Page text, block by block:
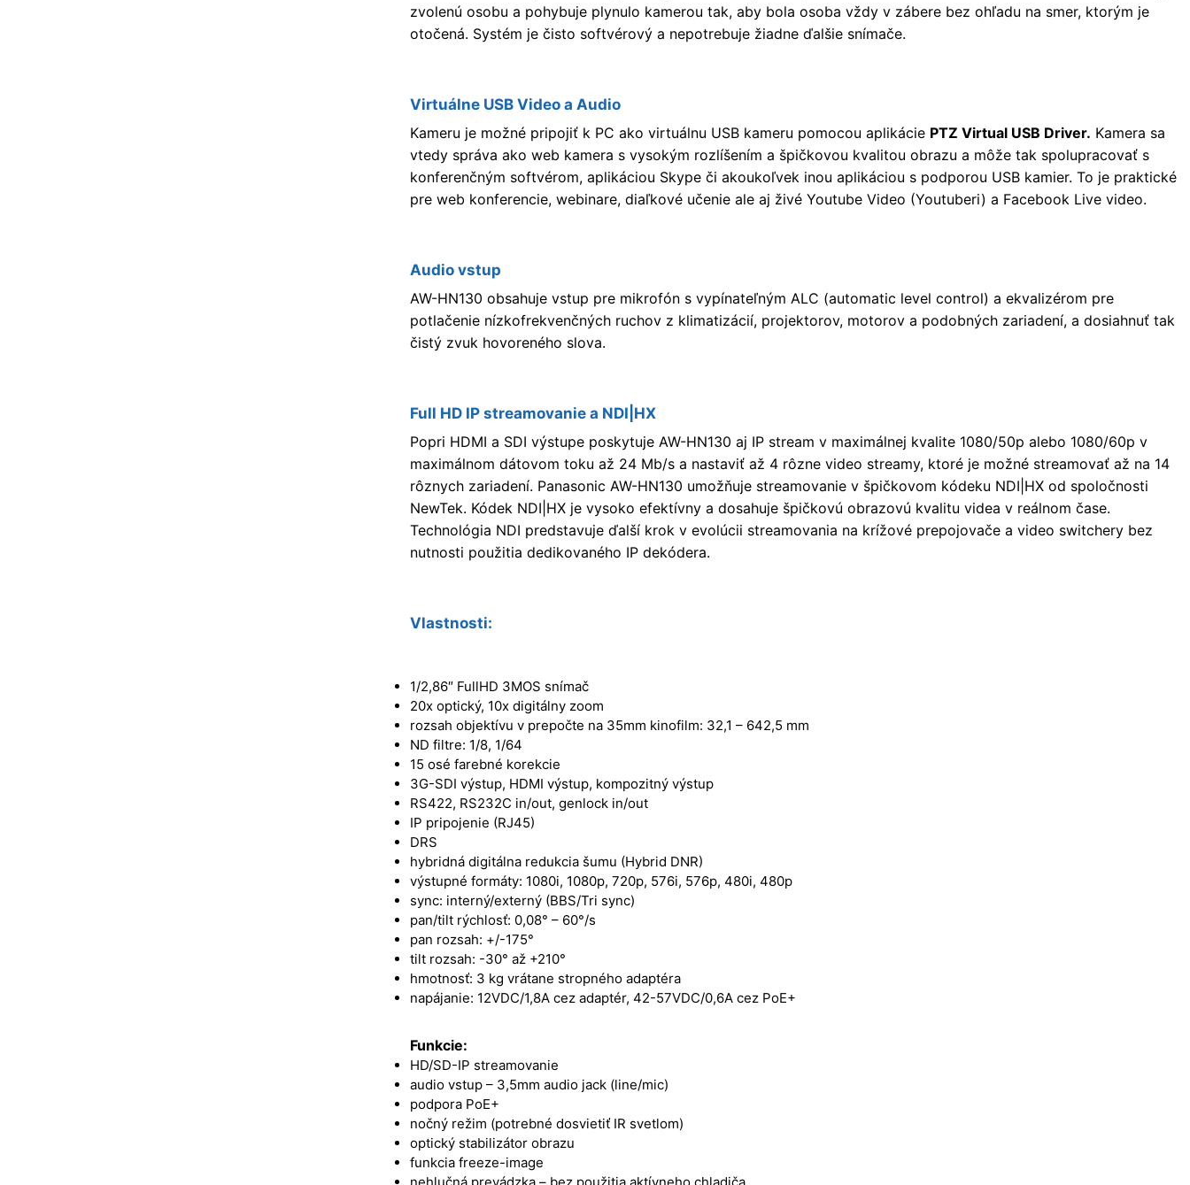
zvolenú osobu a pohybuje plynulo kamerou tak, aby bola osoba vždy v zábere bez ohľadu na smer, ktorým je
otočená. Systém je čisto softvérový a nepotrebuje žiadne ďalšie snímače.
Virtuálne USB Video a Audio
Kameru je možné pripojiť k PC ako virtuálnu USB kameru pomocou aplikácie PTZ Virtual USB Driver. Kamera sa
vtedy správa ako web kamera s vysokým rozlíšením a špičkovou kvalitou obrazu a môže tak spolupracovať s
konferenčným softvérom, aplikáciou Skype či akoukoľvek inou aplikáciou s podporou USB kamier. To je praktické
pre web konferencie, webinare, diaľkové učenie ale aj živé Youtube Video (Youtuberi) a Facebook Live video.
Audio vstup
AW-HN130 obsahuje vstup pre mikrofón s vypínateľným ALC (automatic level control) a ekvalizérom pre
potlačenie nízkofrekvenčných ruchov z klimatizácií, projektorov, motorov a podobných zariadení, a dosiahnuť tak
čistý zvuk hovoreného slova.
Full HD IP streamovanie a NDI|HX
Popri HDMI a SDI výstupe poskytuje AW-HN130 aj IP stream v maximálnej kvalite 1080/50p alebo 1080/60p v
maximálnom dátovom toku až 24 Mb/s a nastaviť až 4 rôzne video streamy, ktoré je možné streamovať až na 14
rôznych zariadení. Panasonic AW-HN130 umožňuje streamovanie v špičkovom kódeku NDI|HX od spoločnosti
NewTek. Kódek NDI|HX je vysoko efektívny a dosahuje špičkovú obrazovú kvalitu videa v reálnom čase.
Technológia NDI predstavuje ďalší krok v evolúcii streamovania na krížové prepojovače a video switchery bez
nutnosti použitia dedikovaného IP dekódera.
Vlastnosti:
1/2,86″ FullHD 3MOS snímač
20x optický, 10x digitálny zoom
rozsah objektívu v prepočte na 35mm kinofilm: 32,1 – 642,5 mm
ND filtre: 1/8, 1/64
15 osé farebné korekcie
3G-SDI výstup, HDMI výstup, kompozitný výstup
RS422, RS232C in/out, genlock in/out
IP pripojenie (RJ45)
DRS
hybridná digitálna redukcia šumu (Hybrid DNR)
výstupné formáty: 1080i, 1080p, 720p, 576i, 576p, 480i, 480p
sync: interný/externý (BBS/Tri sync)
pan/tilt rýchlosť: 0,08° – 60°/s
pan rozsah: +/-175°
tilt rozsah: -30° až +210°
hmotnosť: 3 kg vrátane stropného adaptéra
napájanie: 12VDC/1,8A cez adaptér, 42-57VDC/0,6A cez PoE+
Funkcie:
HD/SD-IP streamovanie
audio vstup – 3,5mm audio jack (line/mic)
podpora PoE+
nočný režim (potrebné dosvietiť IR svetlom)
optický stabilizátor obrazu
funkcia freeze-image
nehlučná prevádzka – bez použitia aktívneho chladiča